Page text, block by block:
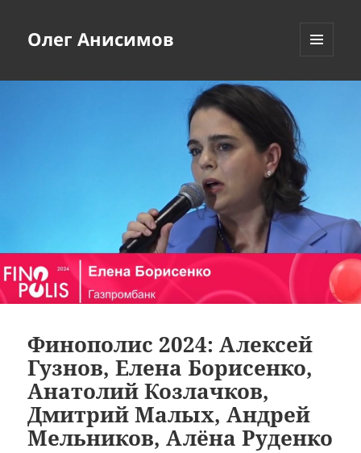
Олег Анисимов
Финополис 2024: Алексей
Гузнов, Елена Борисенко,
Анатолий Козлачков,
Дмитрий Малых, Андрей
Мельников, Алёна Руденко